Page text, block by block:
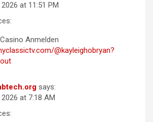
at 11:51 PM
Anmelden
@kayleighobryan?
says:
at 7:18 AM